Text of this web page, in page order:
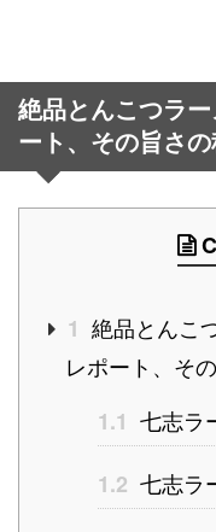
絶品とんこつラ
ート、その旨さの
1 絶品とんこ
レポート、そ
1.1 七志ラ
1.2 七志ラ